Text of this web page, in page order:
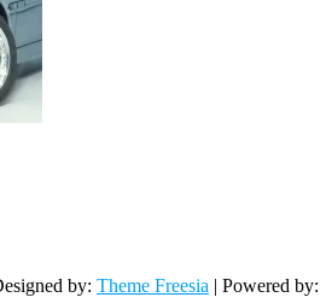
by: Theme Freesia | Powered by: